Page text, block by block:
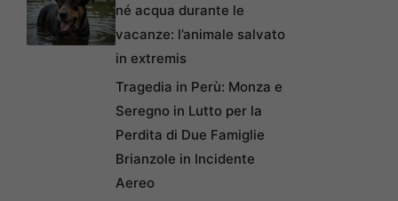
né acqua durante le
vacanze: l’animale salvato
in extremis
Tragedia in Perù: Monza e
Seregno in Lutto per la
Perdita di Due Famiglie
Brianzole in Incidente
Aereo